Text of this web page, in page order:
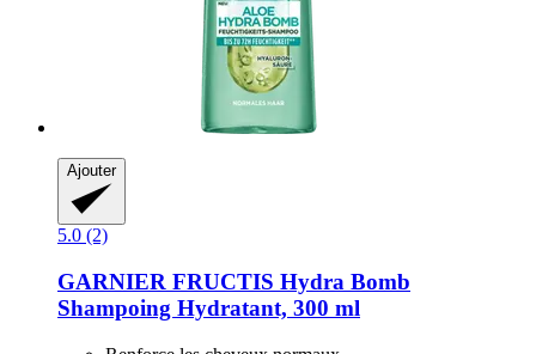
Ajouter
5.0 (2)
GARNIER FRUCTIS Hydra Bomb
Shampoing Hydratant, 300 ml